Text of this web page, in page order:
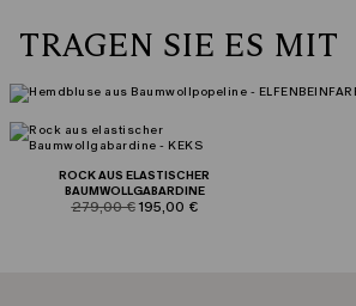
TRAGEN SIE ES MIT
ROCK AUS ELASTISCHER
BAUMWOLLGABARDINE
product.price.original
279,00 €product.price.sale
195,00 €